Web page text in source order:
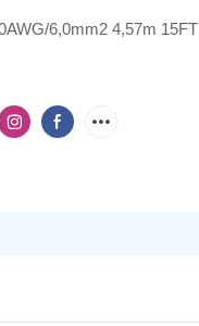
6,0mm2 4,57m 15FT